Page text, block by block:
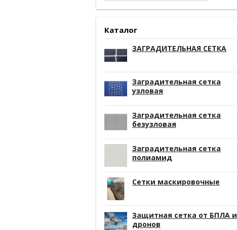
Каталог
ЗАГРАДИТЕЛЬНАЯ СЕТКА
Заградительная сетка
узловая
Заградительная сетка
безузловая
Заградительная сетка
полиамид
Сетки маскировочные
Защитная сетка от БПЛА и
дронов